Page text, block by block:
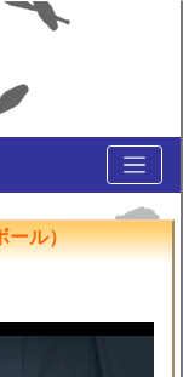
ール）